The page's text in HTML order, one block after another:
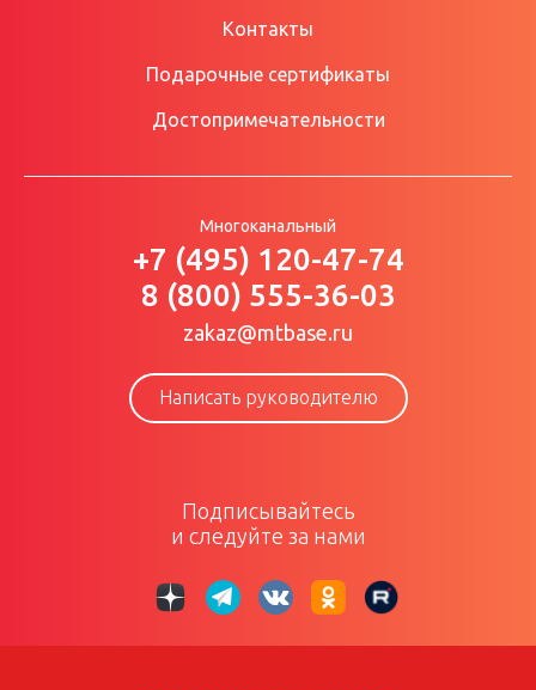
Контакты
Подарочные сертификаты
Достопримечательности
Многоканальный
+7 (495) 120-47-74
8 (800) 555-36-03
zakaz@mtbase.ru
Написать руководителю
Подписывайтесь
и следуйте за нами